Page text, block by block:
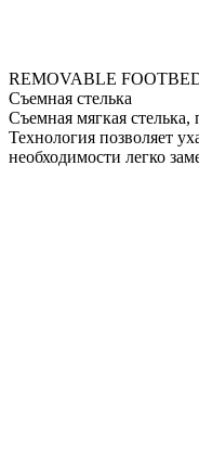
REMOVABLE
Съемная стелька
Съемная мягкая
Технология позволяет
необходимости легко